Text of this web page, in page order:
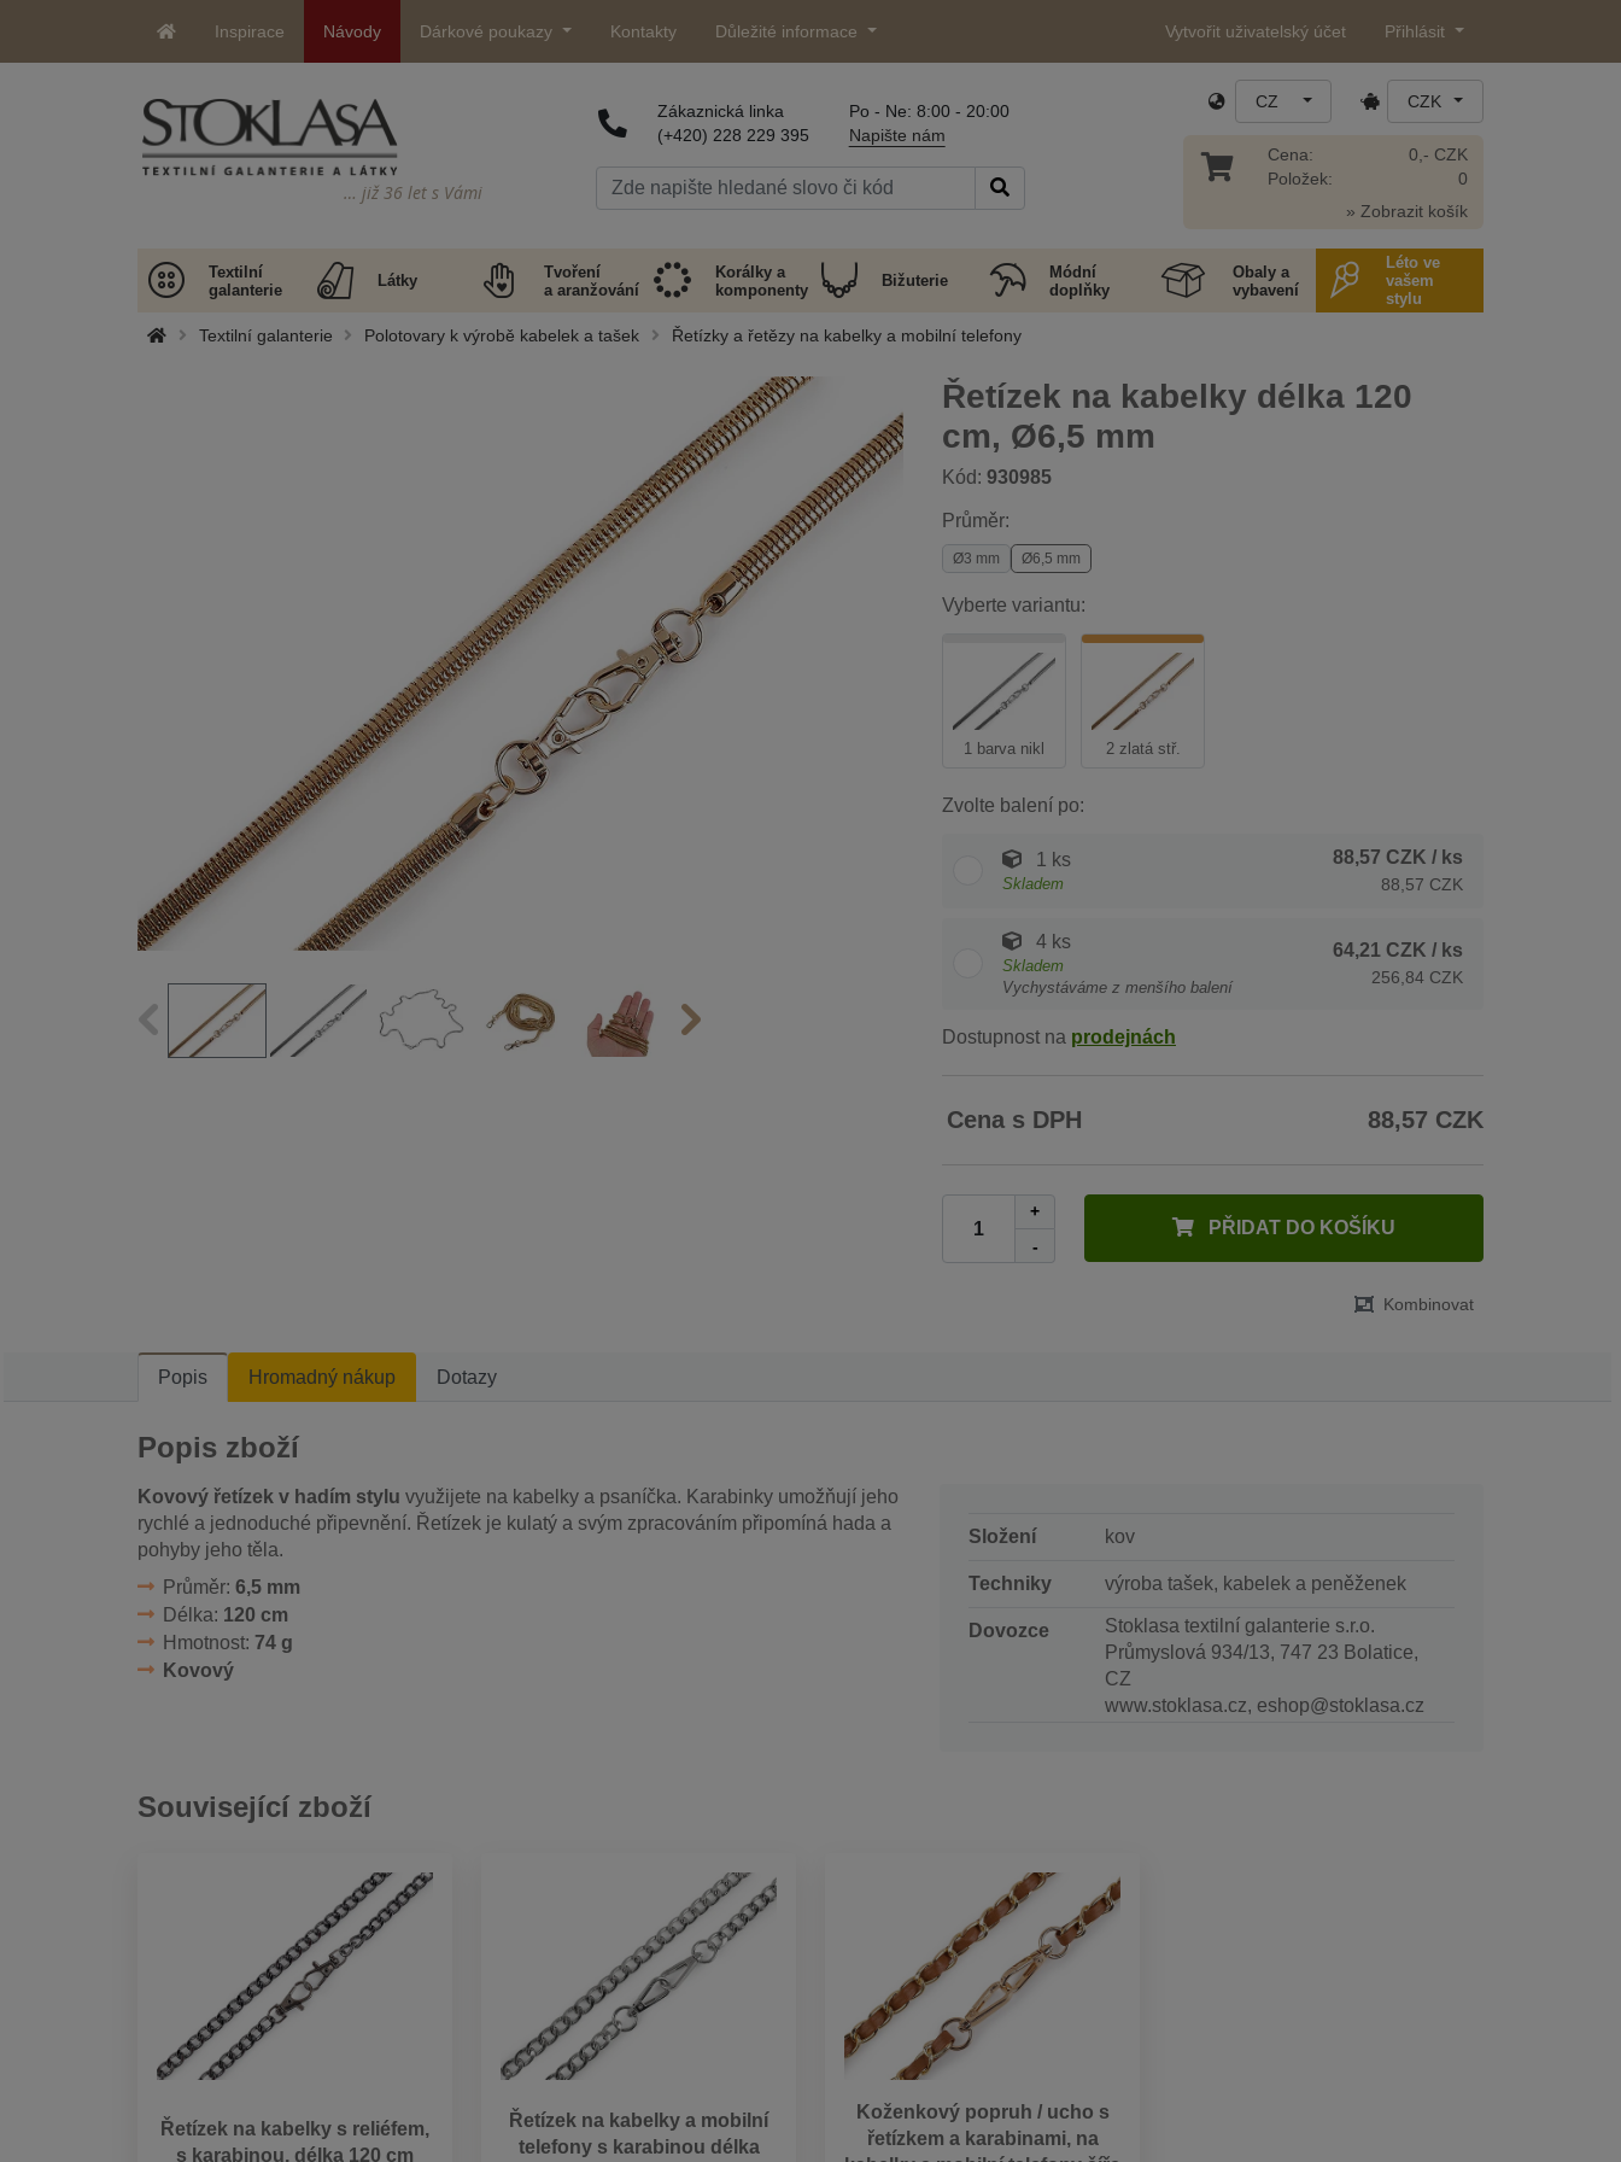
Inspirace Návody Dárkové poukazy Kontakty Důležité informace Vytvořit uživatelský účet Přihlásit
… již 36 let s Vámi
Zákaznická linka
(+420) 228 229 395
Po - Ne: 8:00 - 20:00
Napište nám
CZ CZK
Cena:
Položek:
0,- CZK
0
» Zobrazit košík
Textilní
galanterie
Látky
Tvoření
a aranžování
Korálky a
komponenty
Bižuterie
Módní
doplňky
Obaly a
vybavení
Léto ve
vašem
stylu
Textilní galanterie Polotovary k výrobě kabelek a tašek Řetízky a řetězy na kabelky a mobilní telefony
Řetízek na kabelky délka 120
cm, Ø6,5 mm
Kód: 930985
Průměr:
Ø3 mm Ø6,5 mm
Vyberte variantu:
1 barva nikl 2 zlatá stř.
Zvolte balení po:
1 ks
Skladem
88,57 CZK / ks
88,57 CZK
4 ks
Skladem
Vychystáváme z menšího balení
64,21 CZK / ks
256,84 CZK
Dostupnost na prodejnách
Cena s DPH 88,57 CZK
+
-
PŘIDAT DO KOŠÍKU
Kombinovat
Popis Hromadný nákup Dotazy
Popis zboží
Kovový řetízek v hadím stylu využijete na kabelky a psaníčka. Karabinky umožňují jeho
rychlé a jednoduché připevnění. Řetízek je kulatý a svým zpracováním připomíná hada a
pohyby jeho těla.
Průměr: 6,5 mm
Délka: 120 cm
Hmotnost: 74 g
Kovový
Složení kov
Techniky výroba tašek, kabelek a peněženek
Dovozce
Stoklasa textilní galanterie s.r.o.
Průmyslová 934/13, 747 23 Bolatice,
CZ
www.stoklasa.cz, eshop@stoklasa.cz
Související zboží
Řetízek na kabelky s reliéfem,
s karabinou, délka 120 cm
Řetízek na kabelky a mobilní
telefony s karabinou délka
Koženkový popruh / ucho s
řetízkem a karabinami, na